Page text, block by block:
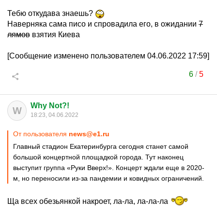
Тебю откудава знаешь?
Наверняка сама писо и спровадила его, в ожидании 7
лямов взятия Киева
[Сообщение изменено пользователем 04.06.2022 17:59]
6/5
W Why Not?!
18:23, 04.06.2022
От пользователя news@e1.ru
Главный стадион Екатеринбурга сегодня станет самой
большой концертной площадкой города. Тут наконец
выступит группа «Руки Вверх!». Концерт ждали еще в 2020-
м, но переносили из-за пандемии и ковидных ограничений.
Ща всех обезьянкой накроет, ла-ла, ла-ла-ла